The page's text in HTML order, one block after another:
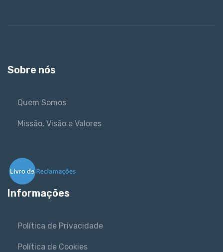
Sobre nós
Quem Somos
Missão, Visão e Valores
Informações
Política de Privacidade
Política de Cookies